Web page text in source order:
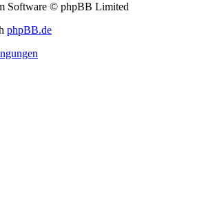
Software © phpBB Limited
phpBB.de